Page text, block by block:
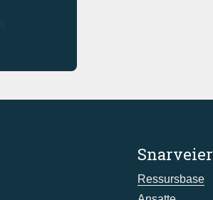
Snarveier
Ressursbase